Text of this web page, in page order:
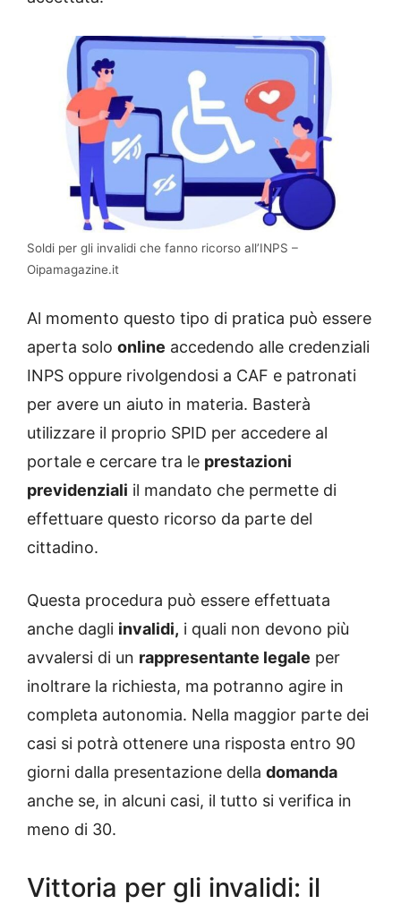
Soldi per gli invalidi che fanno ricorso all’INPS –
Oipamagazine.it
Al momento questo tipo di pratica può essere
aperta solo online accedendo alle credenziali
INPS oppure rivolgendosi a CAF e patronati
per avere un aiuto in materia. Basterà
utilizzare il proprio SPID per accedere al
portale e cercare tra le prestazioni
previdenziali il mandato che permette di
effettuare questo ricorso da parte del
cittadino.
Questa procedura può essere effettuata
anche dagli invalidi, i quali non devono più
avvalersi di un rappresentante legale per
inoltrare la richiesta, ma potranno agire in
completa autonomia. Nella maggior parte dei
casi si potrà ottenere una risposta entro 90
giorni dalla presentazione della domanda
anche se, in alcuni casi, il tutto si verifica in
meno di 30.
Vittoria per gli invalidi: il